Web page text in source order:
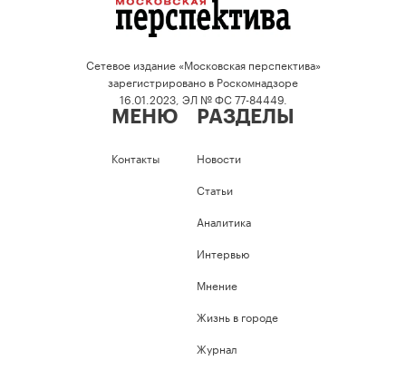
Сетевое издание «Московская перспектива»
зарегистрировано в Роскомнадзоре
16.01.2023, ЭЛ № ФС 77-84449.
МЕНЮ
Контакты
РАЗДЕЛЫ
Новости
Статьи
Аналитика
Интервью
Мнение
Жизнь в городе
Журнал